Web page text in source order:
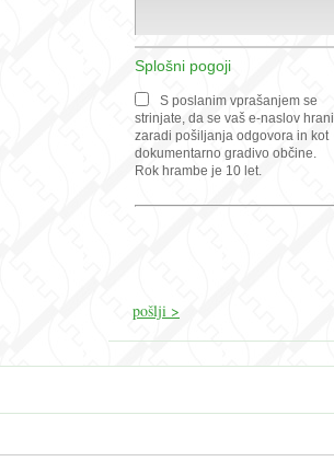
Splošni pogoji
S poslanim vprašanjem se
strinjate, da se vaš e-naslov hrani
zaradi pošiljanja odgovora in kot
dokumentarno gradivo občine.
Rok hrambe je 10 let.